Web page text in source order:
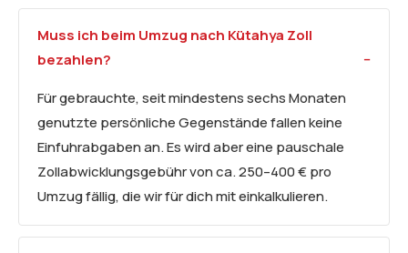
Muss ich beim Umzug nach Kütahya Zoll
bezahlen?
Für gebrauchte, seit mindestens sechs Monaten
genutzte persönliche Gegenstände fallen keine
Einfuhrabgaben an. Es wird aber eine pauschale
Zollabwicklungsgebühr von ca. 250–400 € pro
Umzug fällig, die wir für dich mit einkalkulieren.